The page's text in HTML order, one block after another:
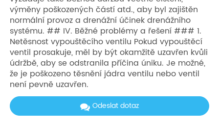
výměny poškozených částí atd., aby byl zajištěn
normální provoz a drenážní účinek drenážního
systému. ## IV. Běžné problémy a řešení ### 1.
Netěsnost vypouštěcího ventilu Pokud vypouštěcí
ventil prosakuje, měl by být okamžitě uzavřen kvůli
údržbě, aby se odstranila příčina úniku. Je možné,
že je poškozeno těsnění jádra ventilu nebo ventil
není pevně uzavřen.
Odeslat dotaz